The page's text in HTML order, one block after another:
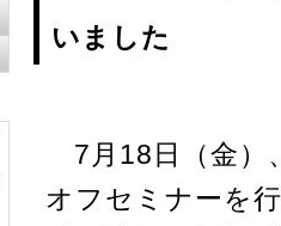
いました
7月18日（金）
オフセミナーを